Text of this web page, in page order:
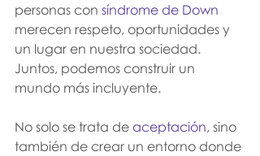
personas con síndrome de Down
merecen respeto, oportunidades y
un lugar en nuestra sociedad.
Juntos, podemos construir un
mundo más incluyente.
No solo se trata de aceptación, sino
también de crear un entorno donde